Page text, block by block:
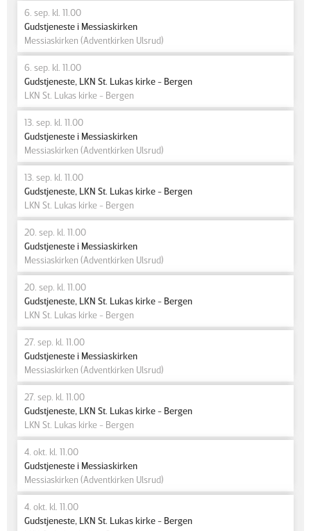
6. sep. kl. 11.00
Gudstjeneste i Messiaskirken
Messiaskirken (Adventkirken Ulsrud)
6. sep. kl. 11.00
Gudstjeneste, LKN St. Lukas kirke - Bergen
LKN St. Lukas kirke - Bergen
13. sep. kl. 11.00
Gudstjeneste i Messiaskirken
Messiaskirken (Adventkirken Ulsrud)
13. sep. kl. 11.00
Gudstjeneste, LKN St. Lukas kirke - Bergen
LKN St. Lukas kirke - Bergen
20. sep. kl. 11.00
Gudstjeneste i Messiaskirken
Messiaskirken (Adventkirken Ulsrud)
20. sep. kl. 11.00
Gudstjeneste, LKN St. Lukas kirke - Bergen
LKN St. Lukas kirke - Bergen
27. sep. kl. 11.00
Gudstjeneste i Messiaskirken
Messiaskirken (Adventkirken Ulsrud)
27. sep. kl. 11.00
Gudstjeneste, LKN St. Lukas kirke - Bergen
LKN St. Lukas kirke - Bergen
4. okt. kl. 11.00
Gudstjeneste i Messiaskirken
Messiaskirken (Adventkirken Ulsrud)
4. okt. kl. 11.00
Gudstjeneste, LKN St. Lukas kirke - Bergen